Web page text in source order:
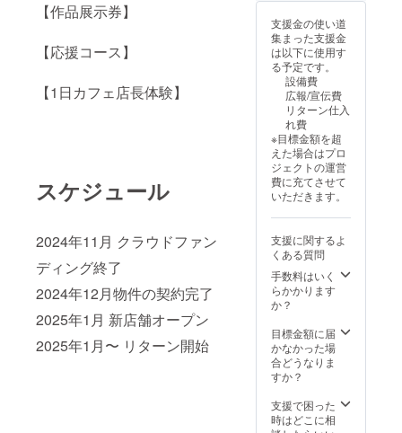
【作品展示券】
【応援コース】
【1日カフェ店長体験】
スケジュール
2024年11月 クラウドファン
ディング終了
2024年12月物件の契約完了
2025年1月 新店舗オープン
2025年1月〜 リターン開始
支援金の使い道
集まった支援金
は以下に使用す
る予定です。
設備費
広報/宣伝費
リターン仕入
れ費
※目標金額を超
えた場合はプロ
ジェクトの運営
費に充てさせて
いただきます。
支援に関するよ
くある質問
手数料はいく
らかかります
か？
目標金額に届
かなかった場
合どうなりま
すか？
支援で困った
時はどこに相